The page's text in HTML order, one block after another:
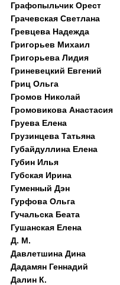
Графопыльчик Орест
Грачевская Светлана
Гревцева Надежда
Григорьев Михаил
Григорьева Лидия
Гриневецкий Евгений
Гриц Ольга
Громов Николай
Громовикова Анастасия
Груева Елена
Грузинцева Татьяна
Губайдуллина Елена
Губин Илья
Губская Ирина
Гуменный Дэн
Гурфова Ольга
Гучальска Беата
Гушанская Елена
Д. M.
Давлетшина Дина
Дадамян Геннадий
Далин К.